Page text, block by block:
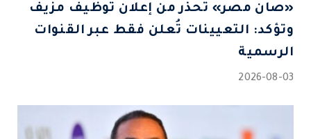
«صان مصر» تحذر من إعلان توظيف مزيف
وتؤكد: التعيينات تُعلن فقط عبر القنوات
الرسمية
2026-08-03